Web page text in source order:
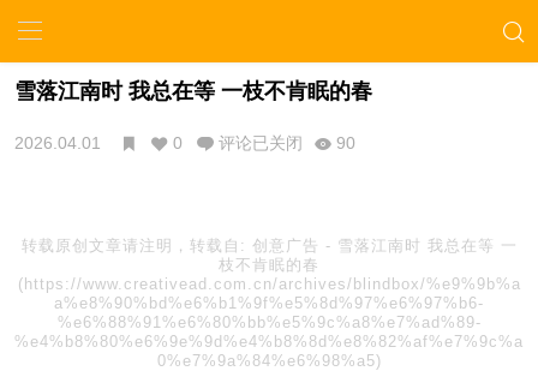
雪落江南时 我总在等 一枝不肯眠的春
2026.04.01 0 评论已关闭 90
转载原创文章请注明，转载自: 创意广告 - 雪落江南时 我总在等 一
枝不肯眠的春
(https://www.creativead.com.cn/archives/blindbox/%e9%9b%a
a%e8%90%bd%e6%b1%9f%e5%8d%97%e6%97%b6-
%e6%88%91%e6%80%bb%e5%9c%a8%e7%ad%89-
%e4%b8%80%e6%9e%9d%e4%b8%8d%e8%82%af%e7%9c%a
0%e7%9a%84%e6%98%a5)